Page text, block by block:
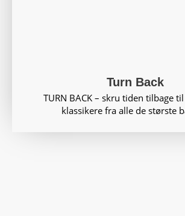
Turn Back
TURN BACK – skru tiden tilbage
klassikere fra alle de største